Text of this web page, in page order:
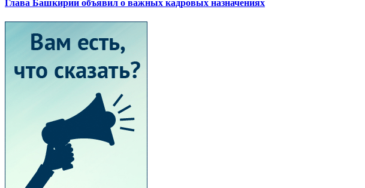
Глава Башкирии объявил о важных кадровых назначениях